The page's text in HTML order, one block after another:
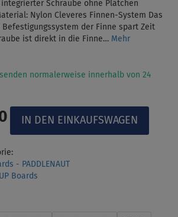
Schraube ohne Plätchen
Nylon Cleveres Finnen-System Das
der Finne spart Zeit
ist direkt in die Finne… Mehr
normalerweise innerhalb von 24
- PADDLENAUT
Boards